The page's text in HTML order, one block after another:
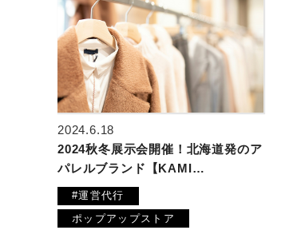
2024.6.18
2024秋冬展示会開催！北海道発のア
パレルブランド【KAMI…
#運営代行
ポップアップストア